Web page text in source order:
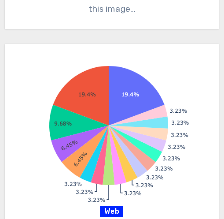
this image…
Web